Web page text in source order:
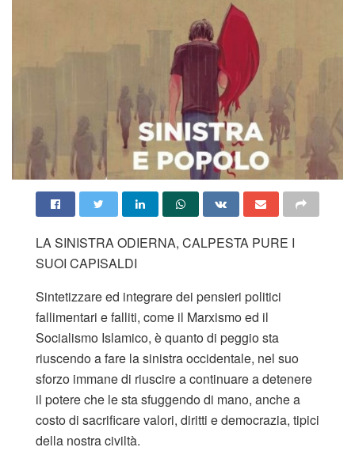
LA SINISTRA ODIERNA, CALPESTA PURE I
SUOI CAPISALDI
Sintetizzare ed integrare dei pensieri politici
fallimentari e falliti, come il Marxismo ed il
Socialismo Islamico, è quanto di peggio sta
riuscendo a fare la sinistra occidentale, nel suo
sforzo immane di riuscire a continuare a detenere
il potere che le sta sfuggendo di mano, anche a
costo di sacrificare valori, diritti e democrazia, tipici
della nostra civiltà.